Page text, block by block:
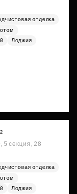
отделка
Лоджия
5 секция, 28
отделка
Лоджия